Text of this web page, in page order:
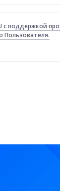
с поддержкой
Пользователя.